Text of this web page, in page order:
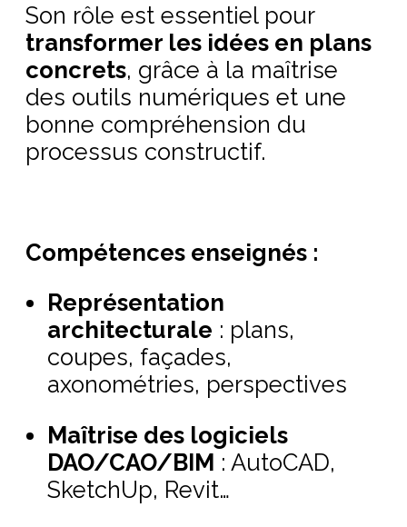
Son rôle est essentiel pour
transformer les idées en plans
concrets, grâce à la maîtrise
des outils numériques et une
bonne compréhension du
processus constructif.
Compétences enseignés :
Représentation
architecturale : plans,
coupes, façades,
axonométries, perspectives
Maîtrise des logiciels
DAO/CAO/BIM : AutoCAD,
SketchUp, Revit…